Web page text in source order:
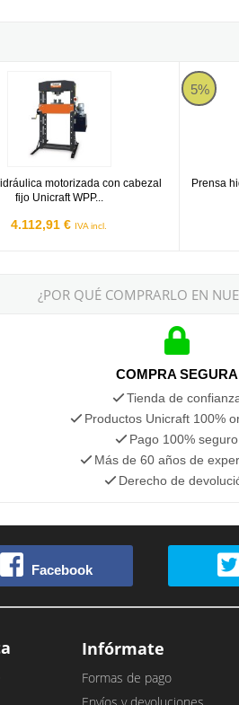
motorizada con cabezal
fijo Unicraft WPP...
4.112,91 € IVA incl.
motorizada con cabezal fijo
5%
Prensa
Prensa
¿POR QUÉ COMPRARLO EN
COMPRA SEGURA
Tienda de
Productos Unicraft 100%
Pago 100% seguro
Más de 60 años de
Derecho de
Facebook
Infórmate
Formas de pago